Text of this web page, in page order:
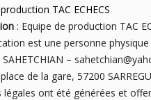
TAC ECHECS
: Equipe de production TAC
est une personne
–
de la gare, 57200
légales ont été générées et